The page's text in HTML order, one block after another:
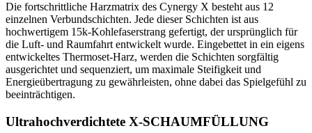
Die fortschrittliche Harzmatrix des Cynergy X besteht aus 12
einzelnen Verbundschichten. Jede dieser Schichten ist aus
hochwertigem 15k-Kohlefaserstrang gefertigt, der ursprünglich für
die Luft- und Raumfahrt entwickelt wurde. Eingebettet in ein eigens
entwickeltes Thermoset-Harz, werden die Schichten sorgfältig
ausgerichtet und sequenziert, um maximale Steifigkeit und
Energieübertragung zu gewährleisten, ohne dabei das Spielgefühl zu
beeinträchtigen.
Ultrahochverdichtete X-SCHAUMFÜLLUNG